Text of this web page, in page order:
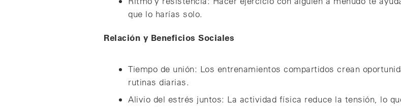
que lo harías solo.
Relación y Beneficios Sociales
Tiempo de unión: Los entrenamientos compartidos crean
rutinas diarias.
Alivio del estrés juntos: La actividad física reduce la tensión, lo